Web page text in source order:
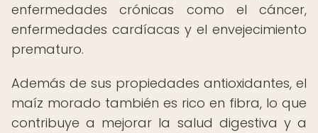
enfermedades crónicas como el cáncer,
enfermedades cardíacas y el envejecimiento
prematuro.
Además de sus propiedades antioxidantes, el
maíz morado también es rico en fibra, lo que
contribuye a mejorar la salud digestiva y a